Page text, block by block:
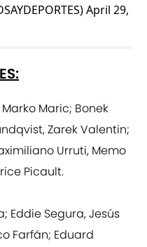
April 29,
Marko Maric; Bonek
Zarek Valentin;
Urruti, Memo
Picault.
Eddie Segura, Jesús
Farfán; Eduard